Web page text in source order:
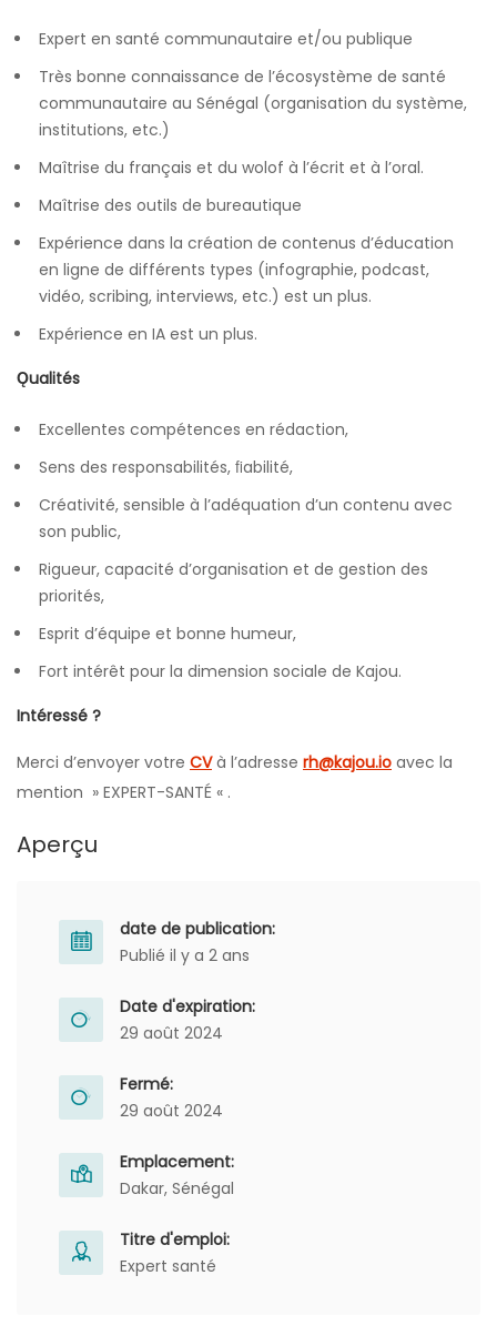
Expert en santé communautaire et/ou publique
Très bonne connaissance de l’écosystème de santé
communautaire au Sénégal (organisation du système,
institutions, etc.)
Maîtrise du français et du wolof à l’écrit et à l’oral.
Maîtrise des outils de bureautique
Expérience dans la création de contenus d’éducation
en ligne de différents types (infographie, podcast,
vidéo, scribing, interviews, etc.) est un plus.
Expérience en IA est un plus.
Ǫualités
Excellentes compétences en rédaction,
Sens des responsabilités, ﬁabilité,
Créativité, sensible à l’adéquation d’un contenu avec
son public,
Rigueur, capacité d’organisation et de gestion des
priorités,
Esprit d’équipe et bonne humeur,
Fort intérêt pour la dimension sociale de Kajou.
Intéressé ?
Merci d’envoyer votre CVà l’adresse rh@kajou.io avec la
mention » EXPERT-SANTÉ « .
Aperçu
date de publication:
Publié il y a 2 ans
Date d'expiration:
29 août 2024
Fermé:
29 août 2024
Emplacement:
Dakar, Sénégal
Titre d'emploi:
Expert santé